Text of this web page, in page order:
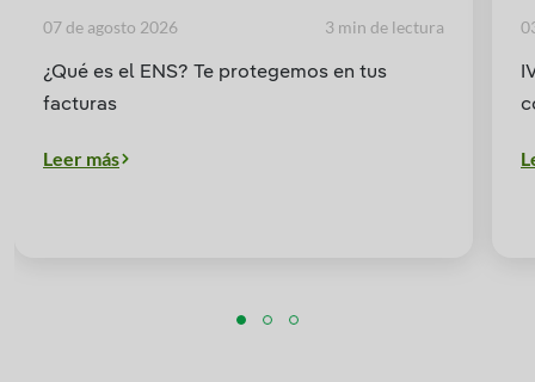
¿Qué es el ENS? Te protegemos en tus
facturas
07 de agosto 2026 3 min de lectura
Leer más